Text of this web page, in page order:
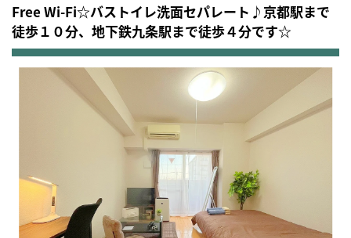
Free Wi-Fi☆バストイレ洗面セパレート♪京都駅まで
徒歩１０分、地下鉄九条駅まで徒歩４分です☆